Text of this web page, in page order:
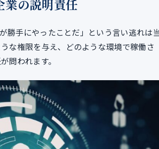
業の説明責任
勝手にやったことだ」という言い逃れは
な権限を与え、どのような環境で稼働さ
問われます。